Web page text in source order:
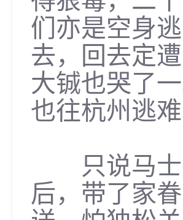
们亦是空身
去，回去定
大铖也哭了
也往杭州逃
只说马士
后，带了家